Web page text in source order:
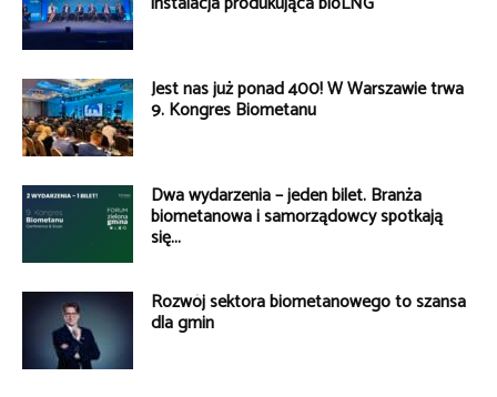
Jest nas już ponad 400! W Warszawie trwa
9. Kongres Biometanu
Dwa wydarzenia – jeden bilet. Branża
biometanowa i samorządowcy spotkają
się...
Rozwój sektora biometanowego to szansa
dla gmin